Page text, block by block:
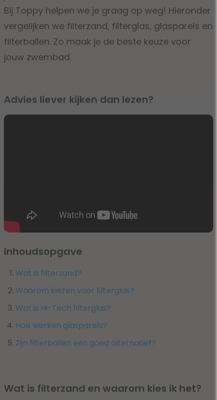
Bij Toppy helpen we je graag op weg! Hieronder
vergelijken we filterzand, filterglas, glasparels en
filterballen. Zo maak je de beste keuze voor
jouw zwembad.
Advies liever kijken dan lezen?
Inhoudsopgave
Wat is filterzand?
Waarom kiezen voor filterglas?
Wat is Hi-Tech filterglas?
Hoe werken glasparels?
Zijn filterballen een goed alternatief?
Wat is filterzand en waarom kies ik het?